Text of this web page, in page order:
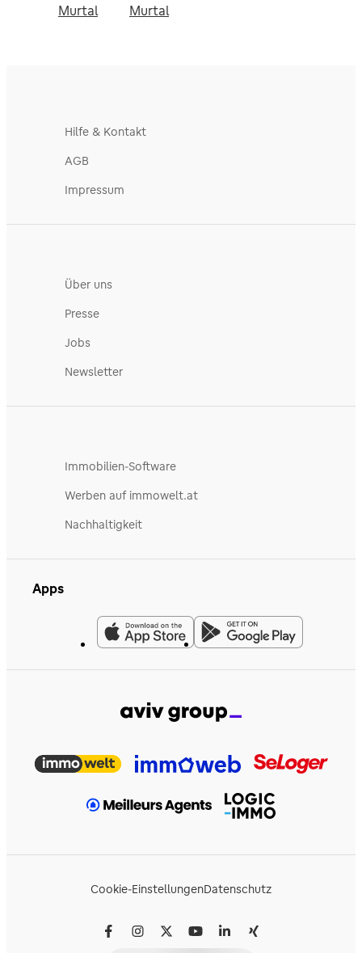
Murtal
Murtal
Hilfe & Kontakt
AGB
Impressum
Über uns
Presse
Jobs
Newsletter
Immobilien-Software
Werben auf immowelt.at
Nachhaltigkeit
Apps
Cookie-EinstellungenDatenschutz